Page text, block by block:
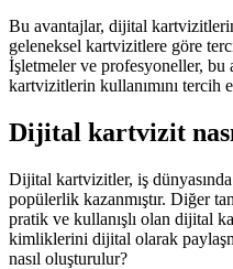
Bu avantajlar, dijital
geleneksel kartvizitlere göre
İşletmeler ve profesyoneller, bu
kartvizitlerin kullanımını tercih
Dijital kartvizit
Dijital kartvizitler, iş
popülerlik kazanmıştır. Diğer
pratik ve kullanışlı olan dijital
kimliklerini dijital olarak
nasıl oluşturulur?